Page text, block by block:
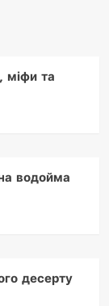
міфи та
водойма
десерту